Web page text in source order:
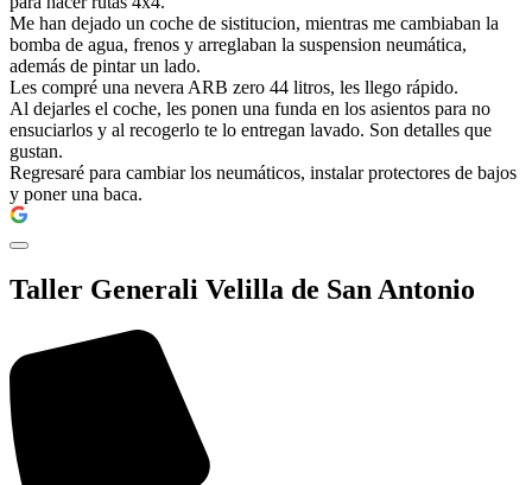
Me han dejado un coche de sistitucion, mientras me cambiaban la
bomba de agua, frenos y arreglaban la suspension neumática,
además de pintar un lado.
Les compré una nevera ARB zero 44 litros, les llego rápido.
Al dejarles el coche, les ponen una funda en los asientos para no
ensuciarlos y al recogerlo te lo entregan lavado. Son detalles que
gustan.
Regresaré para cambiar los neumáticos, instalar protectores de bajos
y poner una baca.
Taller Generali Velilla de San Antonio